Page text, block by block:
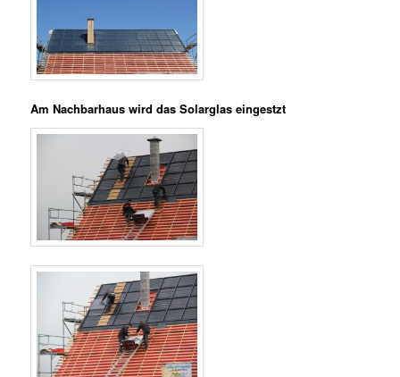
Am Nachbarhaus wird das Solarglas eingestzt